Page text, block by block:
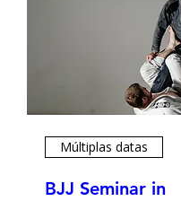
Múltiplas datas
BJJ Seminar in